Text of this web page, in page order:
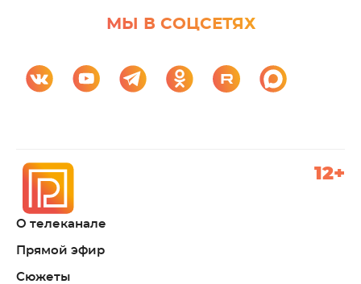
МЫ В СОЦСЕТЯХ
О телеканале
Прямой эфир
Сюжеты
12+